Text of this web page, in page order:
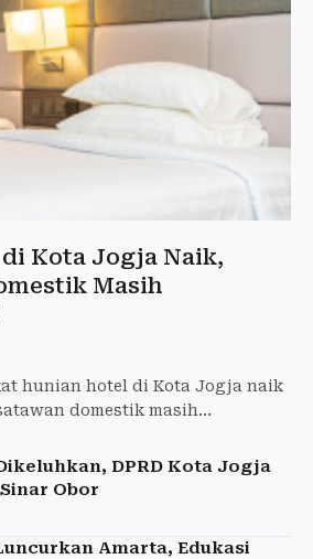
Kota Jogja Naik,
Masih
hunian hotel di Kota Jogja naik
domestik masih
DPRD Kota Jogja
Obor
Amarta, Edukasi